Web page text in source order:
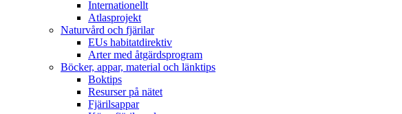
Internationellt
Atlasprojekt
Naturvård och fjärilar
EUs habitatdirektiv
Arter med åtgärdsprogram
Böcker, appar, material och länktips
Boktips
Resurser på nätet
Fjärilsappar